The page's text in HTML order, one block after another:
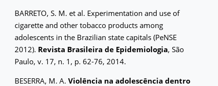
BARRETO, S. M. et al. Experimentation and use of
cigarette and other tobacco products among
adolescents in the Brazilian state capitals (PeNSE
2012). Revista Brasileira de Epidemiologia, São
Paulo, v. 17, n. 1, p. 62-76, 2014.
BESERRA, M. A. Violência na adolescência dentro